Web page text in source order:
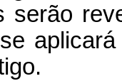
serão